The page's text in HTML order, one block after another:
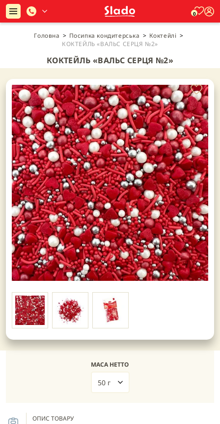
0
Головна > Посипка кондитерська > Коктейлі >
КОКТЕЙЛЬ «ВАЛЬС СЕРЦЯ №2»
КОКТЕЙЛЬ «ВАЛЬС СЕРЦЯ №2»
МАСА НЕТТО
50 г
ОПИС ТОВАРУ